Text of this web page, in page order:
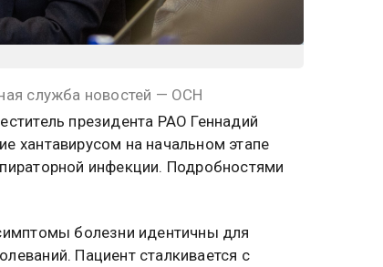
служба новостей — ОСН
президента РАО Геннадий
хантавирусом на начальном этапе
инфекции. Подробностями
болезни идентичны для
Пациент сталкивается с